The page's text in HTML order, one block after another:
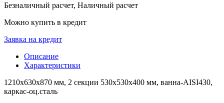
Безналичный расчет, Наличный расчет
Можно купить в кредит
Заявка на кредит
Описание
Характеристики
1210х630х870 мм, 2 секции 530х530х400 мм, ванна-AISI430,
каркас-оц.сталь